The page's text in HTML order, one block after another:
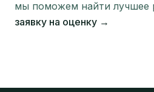
мы поможем найти лучшее
заявку на оценку →